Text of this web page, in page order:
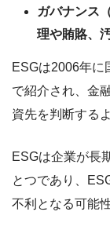
ガバナンス
理や賄賂、
ESGは2006年に
で紹介され、金
資先を判断する
ESGは企業が長
とつであり、
不利となる可能